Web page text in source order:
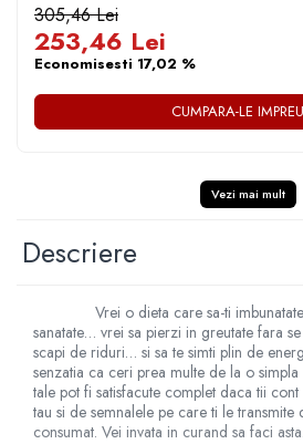
POTRIVESC
305,46 Lei
253,46 Lei
Economisesti 17,02 %
CUMPARA-LE
Vezi mai mult
Descriere
Vrei o dieta care sa-ti
sanatate… vrei sa pierzi in greutate fara
scapi de riduri… si sa te simti plin de
senzatia ca ceri prea multe de la o
tale pot fi satisfacute complet daca tii
tau si de semnalele pe care ti le
consumat. Vei invata in curand sa faci asta.